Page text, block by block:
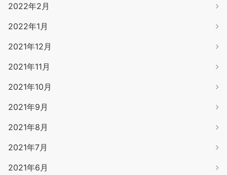
2022年2月
2022年1月
2021年12月
2021年11月
2021年10月
2021年9月
2021年8月
2021年7月
2021年6月